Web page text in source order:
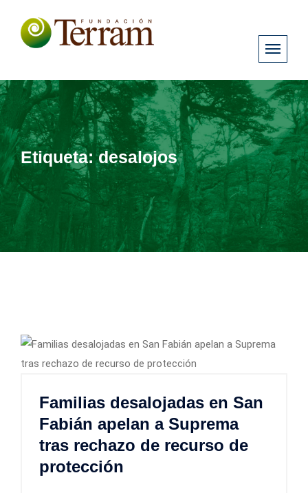
Etiqueta:desalojos
Familias desalojadas en San
Fabián apelan a Suprema
tras rechazo de recurso de
protección